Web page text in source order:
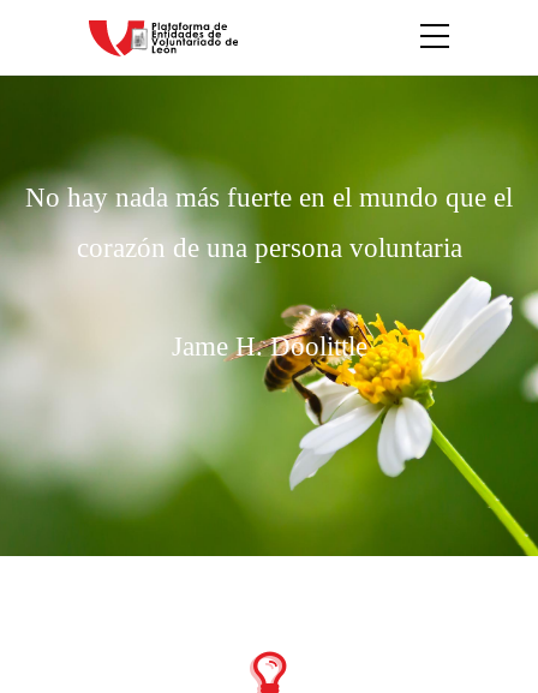
No hay nada más fuerte en el mundo que el
corazón de una persona voluntaria
Jame H. Doolittle